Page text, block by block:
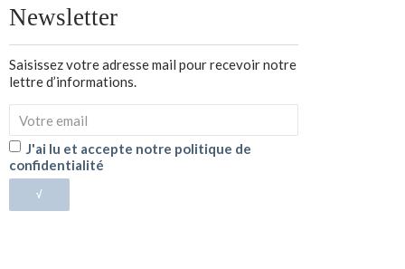
Newsletter
Saisissez votre adresse mail pour recevoir notre
lettre d’informations.
J'ai lu et accepte notre politique de
confidentialité
√